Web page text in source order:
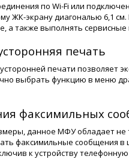
по Wi-Fi или
ЖК-экрану диагональю 6,1
а также выполнять
печать
печати позволяет
выбрать функцию в меню
факсимильных
данное МФУ обладает не
факсимильные сообщения
к устройству телефонную